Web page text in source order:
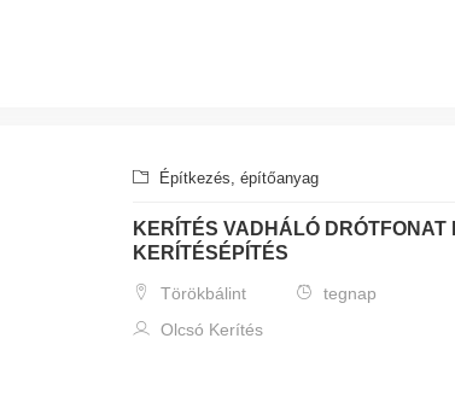
Építkezés, építőanyag
KERÍTÉS VADHÁLÓ
KERÍTÉSÉPÍTÉS
Törökbálint
tegnap
Olcsó Kerítés